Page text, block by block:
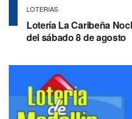
LOTERIAS
Lotería La Caribeña
del sábado 8 de agosto